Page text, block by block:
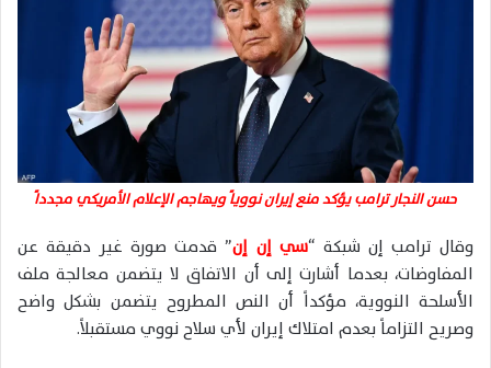
حسن النجار ترامب يؤكد منع إيران نووياً ويهاجم الإعلام الأمريكي مجدداً
وقال ترامب إن شبكة “سي إن إن” قدمت صورة غير دقيقة عن
المفاوضات، بعدما أشارت إلى أن الاتفاق لا يتضمن معالجة ملف
الأسلحة النووية، مؤكداً أن النص المطروح يتضمن بشكل واضح
وصريح التزاماً بعدم امتلاك إيران لأي سلاح نووي مستقبلاً.